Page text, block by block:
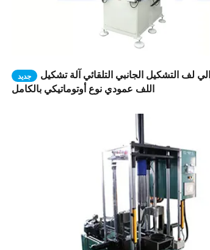
جديد
لف التشكيل الجانبي التلقائي آلة تشكيل
اللف عمودي نوع أوتوماتيكي بالكامل